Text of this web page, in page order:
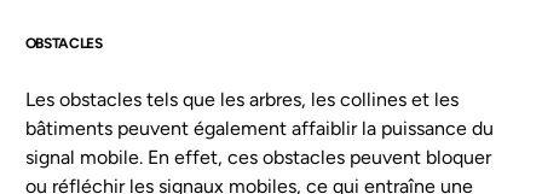
OBSTACLES
Les obstacles tels que les arbres, les collines et les
bâtiments peuvent également affaiblir la puissance du
signal mobile. En effet, ces obstacles peuvent bloquer
ou réfléchir les signaux mobiles, ce qui entraîne une